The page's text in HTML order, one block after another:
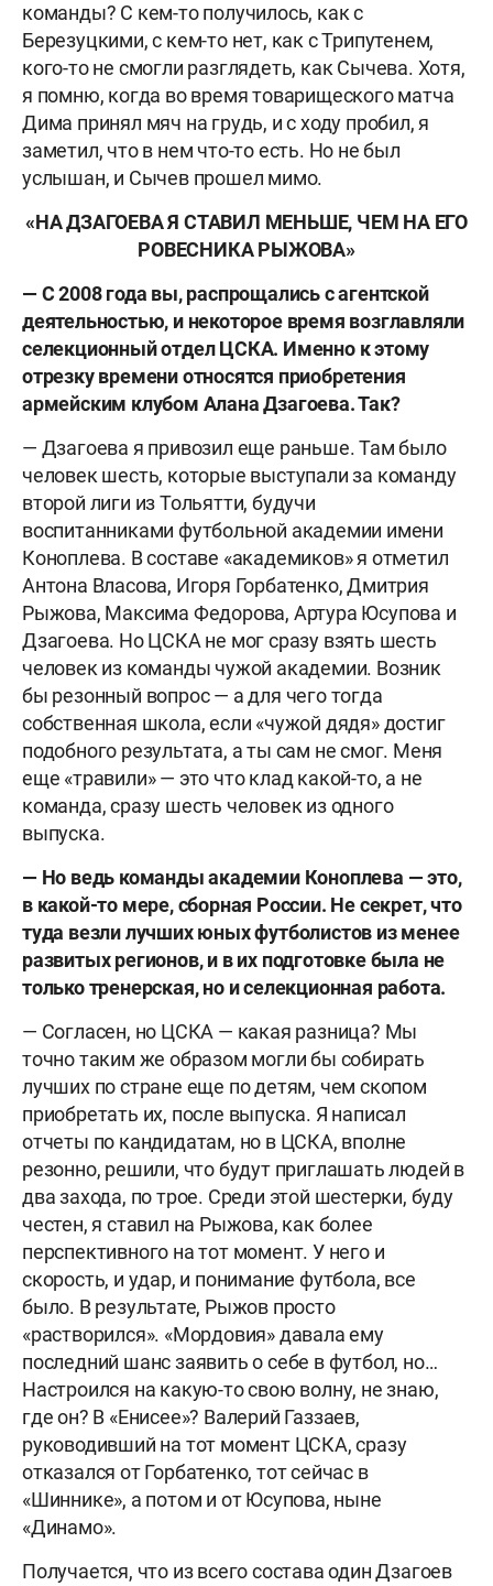
команды? С кем-то получилось, как с
Березуцкими, с кем-то нет, как с Трипутенем,
кого-то не смогли разглядеть, как Сычева. Хотя,
я помню, когда во время товарищеского матча
Дима принял мяч на грудь, и с ходу пробил, я
заметил, что в нем что-то есть. Но не был
услышан, и Сычев прошел мимо.
«НА ДЗАГОЕВА Я СТАВИЛ МЕНЬШЕ, ЧЕМ НА ЕГО
РОВЕСНИКА РЫЖОВА»
— С 2008 года вы, распрощались с агентской
деятельностью, и некоторое время возглавляли
селекционный отдел ЦСКА. Именно к этому
отрезку времени относятся приобретения
армейским клубом Алана Дзагоева. Так?
— Дзагоева я привозил еще раньше. Там было
человек шесть, которые выступали за команду
второй лиги из Тольятти, будучи
воспитанниками футбольной академии имени
Коноплева. В составе «академиков» я отметил
Антона Власова, Игоря Горбатенко, Дмитрия
Рыжова, Максима Федорова, Артура Юсупова и
Дзагоева. Но ЦСКА не мог сразу взять шесть
человек из команды чужой академии. Возник
бы резонный вопрос — а для чего тогда
собственная школа, если «чужой дядя» достиг
подобного результата, а ты сам не смог. Меня
еще «травили» — это что клад какой-то, а не
команда, сразу шесть человек из одного
выпуска.
— Но ведь команды академии Коноплева — это,
в какой-то мере, сборная России. Не секрет, что
туда везли лучших юных футболистов из менее
развитых регионов, и в их подготовке была не
только тренерская, но и селекционная работа.
— Согласен, но ЦСКА — какая разница? Мы
точно таким же образом могли бы собирать
лучших по стране еще по детям, чем скопом
приобретать их, после выпуска. Я написал
отчеты по кандидатам, но в ЦСКА, вполне
резонно, решили, что будут приглашать людей в
два захода, по трое. Среди этой шестерки, буду
честен, я ставил на Рыжова, как более
перспективного на тот момент. У него и
скорость, и удар, и понимание футбола, все
было. В результате, Рыжов просто
«растворился». «Мордовия» давала ему
последний шанс заявить о себе в футбол, но…
Настроился на какую-то свою волну, не знаю,
где он? В «Енисее»? Валерий Газзаев,
руководивший на тот момент ЦСКА, сразу
отказался от Горбатенко, тот сейчас в
«Шиннике», а потом и от Юсупова, ныне
«Динамо».
Получается, что из всего состава один Дзагоев